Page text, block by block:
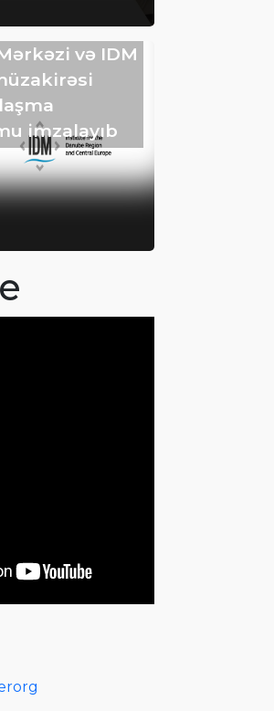
və IDM
imzalayıb